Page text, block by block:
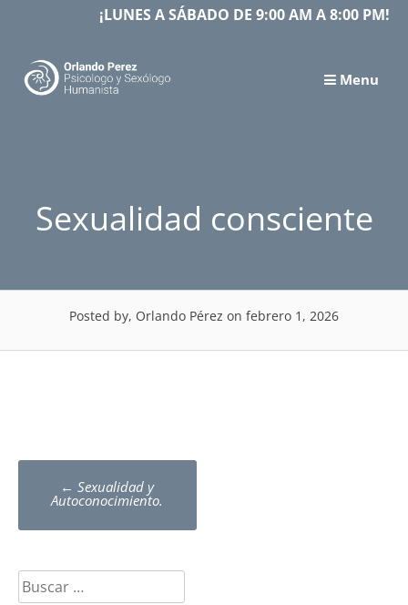
content
¡LUNES A SÁBADO DE 9:00 AM A 8:00 PM!
Menu
Sexualidad consciente
Posted by, Orlando Pérez on febrero 1, 2026
Post
navigation
← Sexualidad y
Autoconocimiento.
Buscar: